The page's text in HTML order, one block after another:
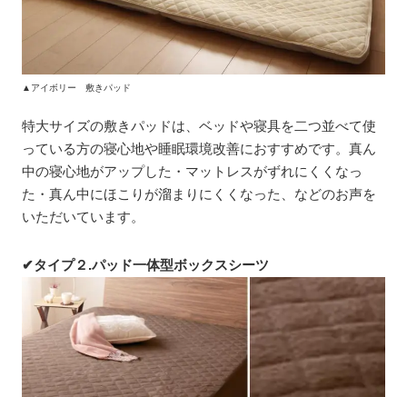
▲アイボリー 敷きパッド
特大サイズの敷きパッドは、ベッドや寝具を二つ並べて使
っている方の寝心地や睡眠環境改善におすすめです。真ん
中の寝心地がアップした・マットレスがずれにくくなっ
た・真ん中にほこりが溜まりにくくなった、などのお声を
いただいています。
✔タイプ２.パッド一体型ボックスシーツ